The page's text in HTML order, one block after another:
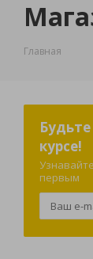
Главная
Будьте
курсе!
первым